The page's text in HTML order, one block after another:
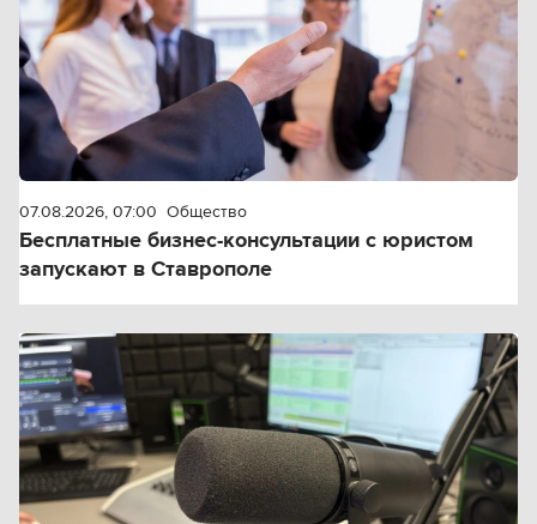
07.08.2026, 07:00 Общество
Бесплатные бизнес-консультации с юристом
запускают в Ставрополе